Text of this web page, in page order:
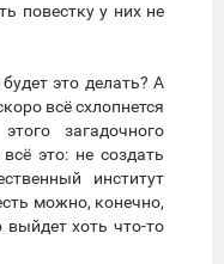
повестку у них не
это делать? А
всё схлопнется
загадочного
это: не создать
институт
можно, конечно,
выйдет хоть что-то